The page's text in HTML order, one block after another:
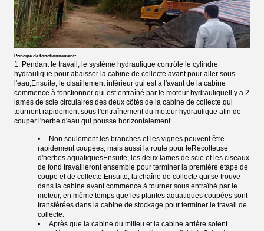
Principe de fonctionnement:
1. Pendant le travail, le système hydraulique contrôle le cylindre
hydraulique pour abaisser la cabine de collecte avant pour aller sous
l'eau;Ensuite, le cisaillement inférieur qui est à l'avant de la cabine
commence à fonctionner qui est entraîné par le moteur hydrauliqueIl y a 2
lames de scie circulaires des deux côtés de la cabine de collecte,qui
tournent rapidement sous l'entraînement du moteur hydraulique afin de
couper l'herbe d'eau qui pousse horizontalement.
Non seulement les branches et les vignes peuvent être
rapidement coupées, mais aussi la route pour le Récolteuse
d'herbes aquatiquesEnsuite, les deux lames de scie et les ciseaux
de fond travailleront ensemble pour terminer la première étape de
coupe et de collecte.Ensuite, la chaîne de collecte qui se trouve
dans la cabine avant commence à tourner sous entraîné par le
moteur, en même temps que les plantes aquatiques coupées sont
transférées dans la cabine de stockage pour terminer le travail de
collecte.
Après que la cabine du milieu et la cabine arrière soient